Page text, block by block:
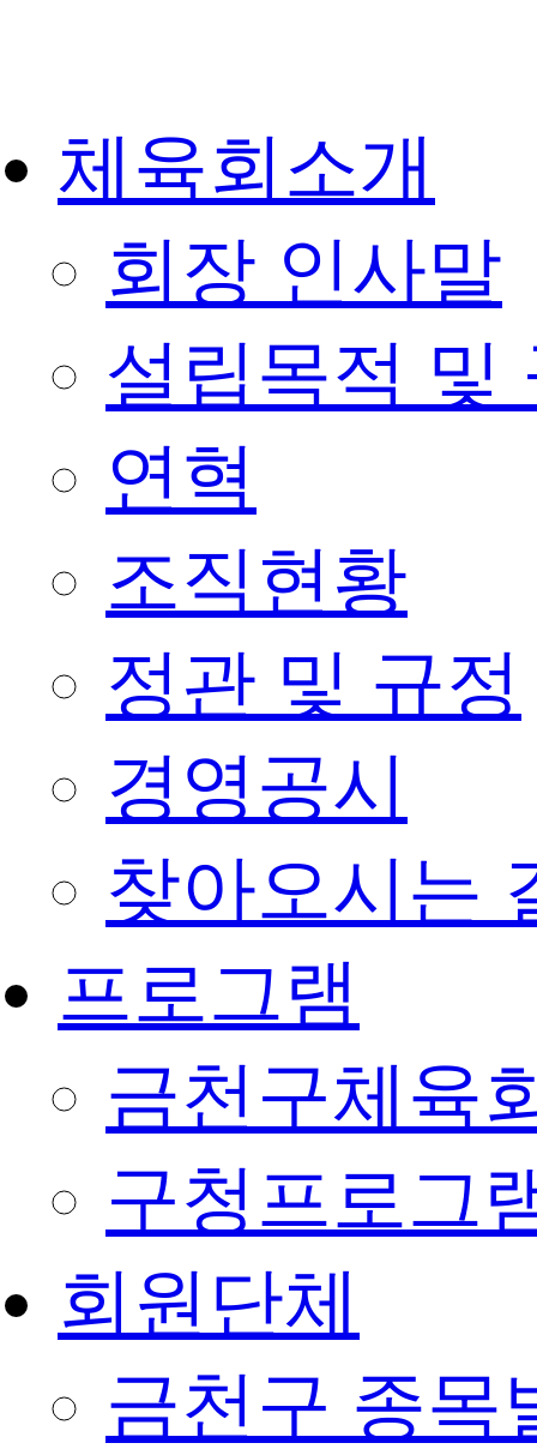
뛰
체육회소개
회장 인사말
설립목적 및
연혁
조직현황
정관 및 규정
경영공시
찾아오시는
프로그램
금천구체육
구청프로그
회원단체
금천구 종목